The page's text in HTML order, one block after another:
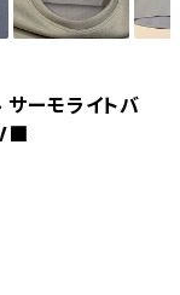
ーモライトバ